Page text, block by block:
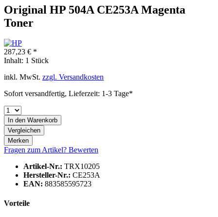
Original HP 504A CE253A Magenta
Toner
287,23 € *
Inhalt: 1 Stück
inkl. MwSt. zzgl. Versandkosten
Sofort versandfertig, Lieferzeit: 1-3 Tage*
In den Warenkorb
Vergleichen
Merken
Fragen zum Artikel? Bewerten
Artikel-Nr.: TRX10205
Hersteller-Nr.: CE253A
EAN: 883585595723
Vorteile